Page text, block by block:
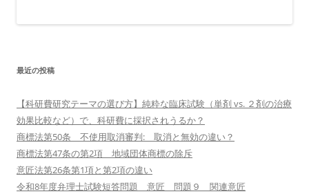
最近の投稿
【科研費研究テーマの選び方】純粋な臨床試験（単剤 vs. ２剤の治療
効果比較など）で、科研費に採択されうるか？
商標法第50条 不使用取消審判: 取消と無効の違い？
商標法第47条の第2項 地域団体商標の除斥
意匠法第26条第1項と第2項の違い
令和8年度弁理士試験短答問題 意匠 問題９ 関連意匠